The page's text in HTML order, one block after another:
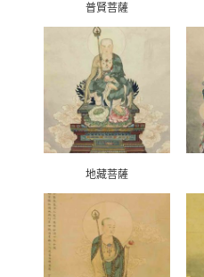
普賢菩薩
地藏菩薩